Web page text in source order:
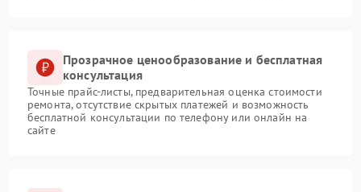
Прозрачное ценообразование и бесплатная
консультация
Точные прайс-листы, предварительная оценка стоимости
ремонта, отсутствие скрытых платежей и возможность
бесплатной консультации по телефону или онлайн на
сайте